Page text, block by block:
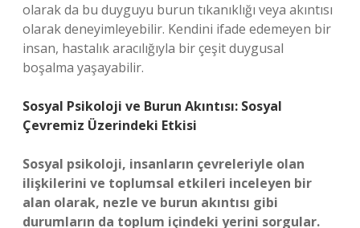
olarak da bu duyguyu burun tıkanıklığı veya akıntısı
olarak deneyimleyebilir. Kendini ifade edemeyen bir
insan, hastalık aracılığıyla bir çeşit duygusal
boşalma yaşayabilir.
Sosyal Psikoloji ve Burun Akıntısı: Sosyal
Çevremiz Üzerindeki Etkisi
Sosyal psikoloji, insanların çevreleriyle olan
ilişkilerini ve toplumsal etkileri inceleyen bir
alan olarak, nezle ve burun akıntısı gibi
durumların da toplum içindeki yerini sorgular.